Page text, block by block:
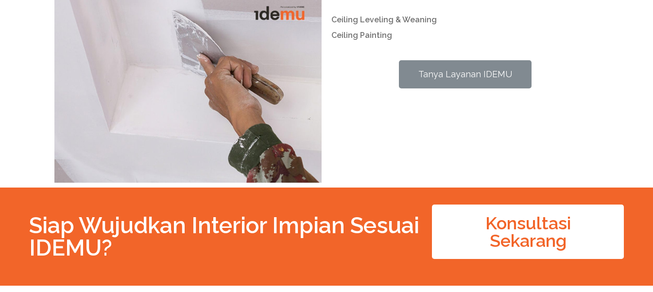
Ceiling Leveling & Weaning
Ceiling Painting
Tanya Layanan IDEMU
Siap Wujudkan Interior Impian Sesuai
IDEMU?
Konsultasi
Sekarang